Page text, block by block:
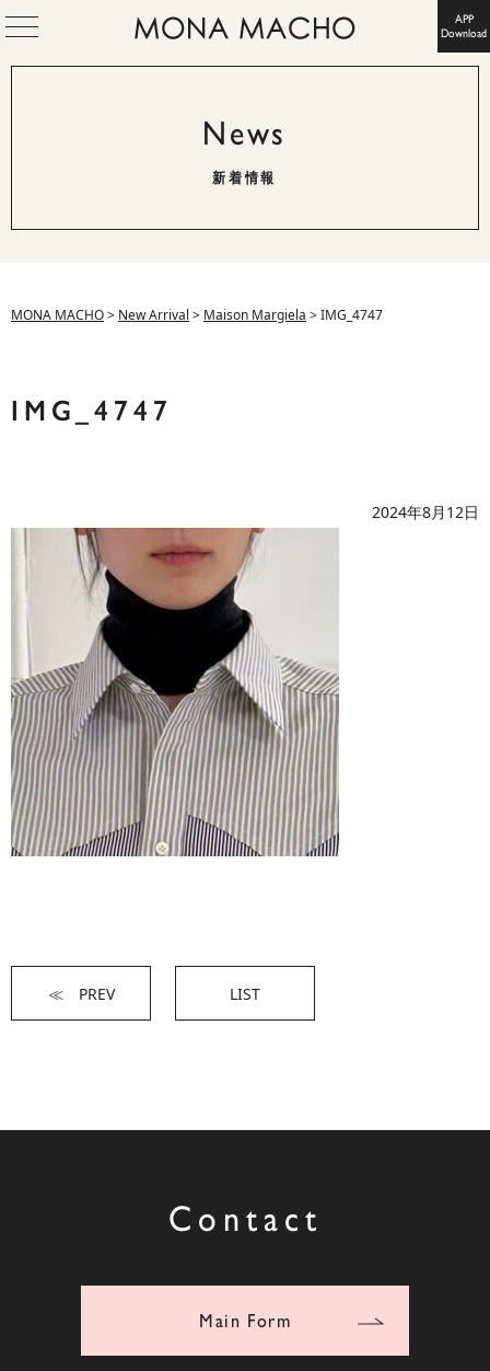
APP
Download
News
新着情報
MONA MACHO> New Arrival > Maison Margiela >IMG_4747
IMG_4747
2024年8月12日
≪ PREV LIST
Contact
Main Form